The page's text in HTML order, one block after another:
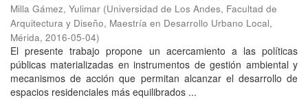
Milla Gámez, Yulimar (Universidad de Los Andes, Facultad de
Arquitectura y Diseño, Maestría en Desarrollo Urbano Local,
Mérida, 2016-05-04)
El presente trabajo propone un acercamiento a las políticas
públicas materializadas en instrumentos de gestión ambiental y
mecanismos de acción que permitan alcanzar el desarrollo de
espacios residenciales más equilibrados ...